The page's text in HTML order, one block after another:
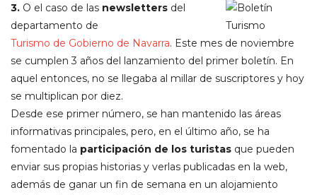
3. O el caso de las newsletters del
departamento de
Turismo de Gobierno de Navarra. Este mes de noviembre
se cumplen 3 años del lanzamiento del primer boletín. En
aquel entonces, no se llegaba al millar de suscriptores y hoy
se multiplican por diez.
Desde ese primer número, se han mantenido las áreas
informativas principales, pero, en el último año, se ha
fomentado la participación de los turistas que pueden
enviar sus propias historias y verlas publicadas en la web,
además de ganar un fin de semana en un alojamiento